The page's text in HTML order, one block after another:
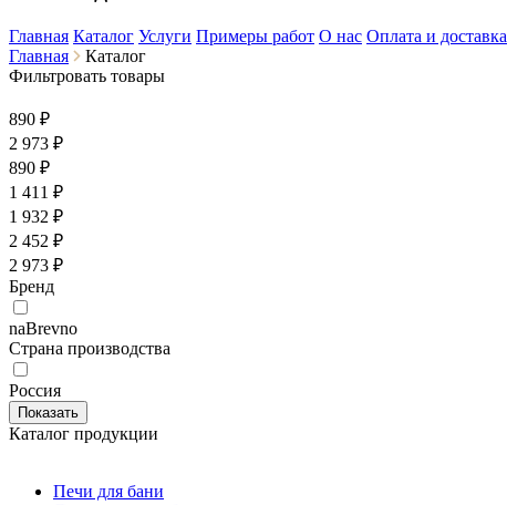
Главная Каталог Услуги Примеры работ О нас Оплата и доставка
Главная
Каталог
Фильтровать товары
890 ₽
2 973 ₽
890 ₽
1 411 ₽
1 932 ₽
2 452 ₽
2 973 ₽
Бренд
naBrevno
Страна производства
Россия
Каталог продукции
Печи для бани